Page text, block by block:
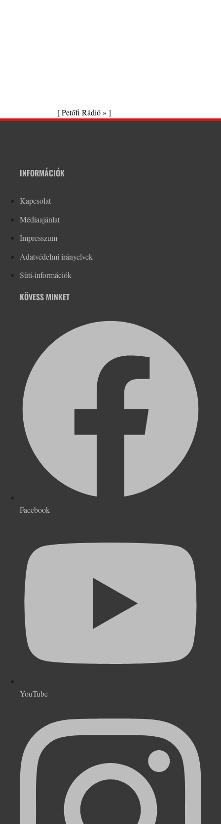
[Petőfi Rádió » ]
INFORMÁCIÓK
Kapcsolat
Médiaajánlat
Impresszum
Adatvédelmi irányelvek
Süti-információk
KÖVESS MINKET
Facebook
YouTube